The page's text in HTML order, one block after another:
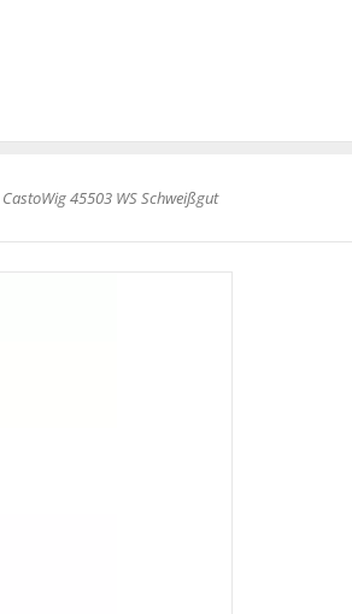
CastoWig 45503 WS Schweißgut